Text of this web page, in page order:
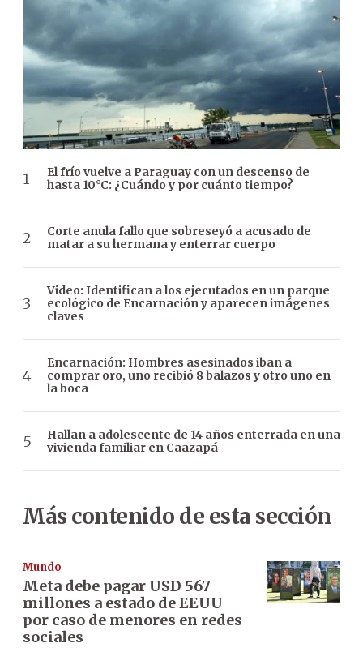
El frío vuelve a Paraguay con un descenso de
hasta 10°C: ¿Cuándo y por cuánto tiempo?
Corte anula fallo que sobreseyó a acusado de
matar a su hermana y enterrar cuerpo
Video: Identifican a los ejecutados en un parque
ecológico de Encarnación y aparecen imágenes
claves
Encarnación: Hombres asesinados iban a
comprar oro, uno recibió 8 balazos y otro uno en
la boca
Hallan a adolescente de 14 años enterrada en una
vivienda familiar en Caazapá
Más contenido de esta sección
Mundo
Meta debe pagar USD 567
millones a estado de EEUU
por caso de menores en redes
sociales